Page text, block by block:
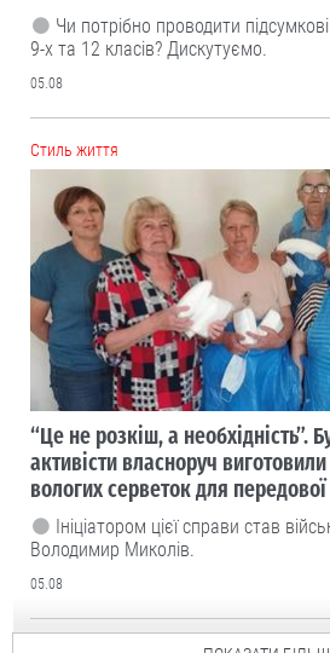
Чи потрібно проводити
9-х та 12 класів? Дискутуємо.
05.08
Cтиль життя
“Це не розкіш, а необхідність”.
активісти власноруч
вологих серветок для передової
Ініціатором цієї справи став
Володимир Миколів.
05.08